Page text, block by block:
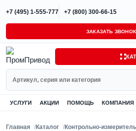
+7 (495) 1-555-777 +7 (800) 300-66-15
ЗАКАЗАТЬ ЗВОНОК
УСЛУГИ АКЦИИ ПОМОЩЬ КОМПАНИЯ
Главная Каталог
Контрольно-